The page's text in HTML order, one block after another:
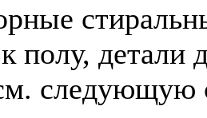
полу, детали
следующую